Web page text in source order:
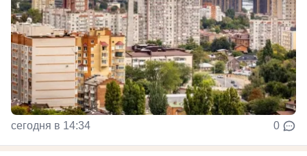
сегодня в 14:34 0